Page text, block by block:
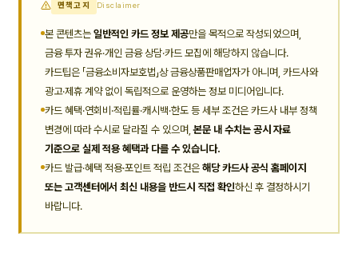
면책고지 Disclaimer
본 콘텐츠는 일반적인 카드 정보 제공만을 목적으로 작성되었으며,
금융 투자 권유·개인 금융 상담·카드 모집에 해당하지 않습니다.
카드팁은 「금융소비자보호법」상 금융상품판매업자가 아니며, 카드사와
광고·제휴 계약 없이 독립적으로 운영하는 정보 미디어입니다.
카드 혜택·연회비·적립률·캐시백·한도 등 세부 조건은 카드사 내부 정책
변경에 따라 수시로 달라질 수 있으며,본문 내 수치는 공시 자료
기준으로 실제 적용 혜택과 다를 수 있습니다.
카드 발급·혜택 적용·포인트 적립 조건은 해당 카드사 공식 홈페이지
또는 고객센터에서 최신 내용을 반드시 직접 확인하신 후 결정하시기
바랍니다.